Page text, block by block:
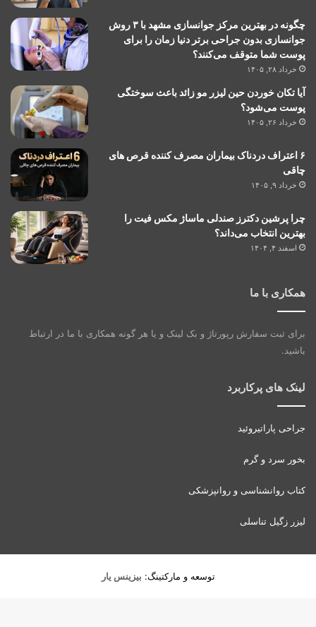
چگونه در بهترین مرکز جوانسازی مشهد با ۳ روش
جوانسازی بدون جراحی برتر دنیا زمان را برای
پوست شما متوقف می‌کنند؟
خرداد ۲۸, ۱۴۰۵
آیا تکان خوردن حین لیزر مو زائد باعث سوختگی
پوست می‌شود؟
خرداد ۲۶, ۱۴۰۵
۶ اعتراف دردناک بیماران مصرف کننده قرص های
چاقی
خرداد ۹, ۱۴۰۵
چرا پرشین دکترز صندلی ماساژ مکس فیت را
بهترین انتخاب می‌داند؟
اسفند ۴, ۱۴۰۴
همکاری با ما
برای ثبت سفارش رپورتاژ و بک لینک و یا هر گونه همکاری با ما در ارتباط
باشید.
لینک های پرکاربرد
جراحی پاراتیروئید
بخور سرد و گرم
کتاب روانشناسی و روانپزشکی
لیزر زگیل تناسلی
توسعه و مارکتینگ: بیزینس یار